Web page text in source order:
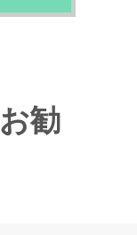
勧